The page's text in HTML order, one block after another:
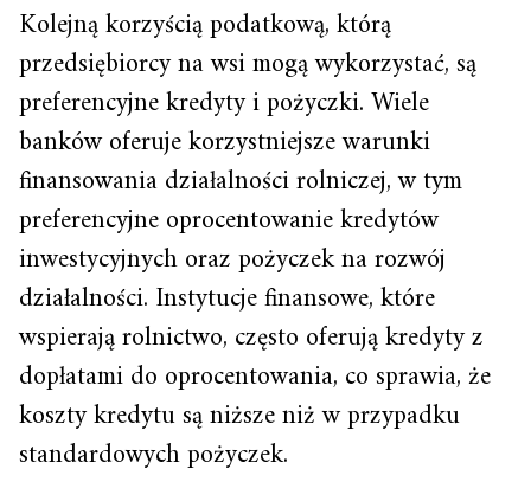
Kolejną korzyścią podatkową, którą
przedsiębiorcy na wsi mogą wykorzystać, są
preferencyjne kredyty i pożyczki. Wiele
banków oferuje korzystniejsze warunki
finansowania działalności rolniczej, w tym
preferencyjne oprocentowanie kredytów
inwestycyjnych oraz pożyczek na rozwój
działalności. Instytucje finansowe, które
wspierają rolnictwo, często oferują kredyty z
dopłatami do oprocentowania, co sprawia, że
koszty kredytu są niższe niż w przypadku
standardowych pożyczek.